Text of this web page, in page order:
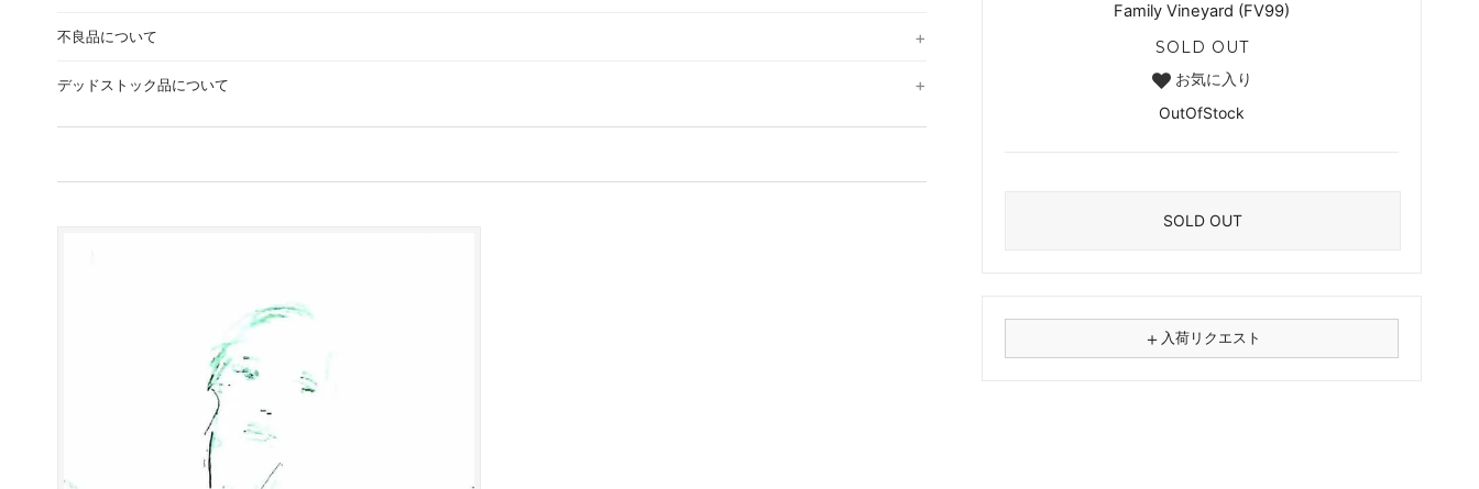
Family Vineyard (FV99)
SOLD OUT
お気に入り
OutOfStock
SOLD OUT
＋ 入荷リクエスト
不良品について
デッドストック品について